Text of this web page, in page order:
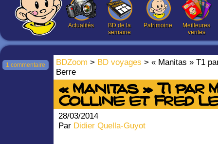
Actualités
BD de la
semaine
Patrimoine
Meilleures
ventes
BDZoom > BD voyages > « Manitas » T1
Berre
1 commentaire
« Manitas » T1 par
Colline et Fred
28/03/2014
Par Didier Quella-Guyot